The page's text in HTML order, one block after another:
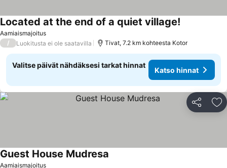
Aamiaismajoitus
Located at the end of a quiet village!
/ Luokitusta ei ole saatavilla Tivat, 7.2 km kohteesta Kotor
Valitse päivät nähdäksesi tarkat hinnat
Katso hinnat
Jaa
Aamiaismajoitus
Guest House Mudresa